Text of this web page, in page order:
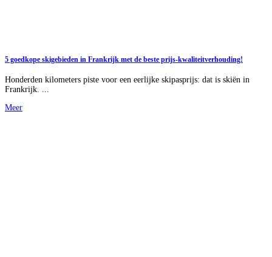
5 goedkope skigebieden in Frankrijk met de beste prijs-kwaliteitverhouding!
Honderden kilometers piste voor een eerlijke skipasprijs: dat is skiën in
Frankrijk. ...
Meer